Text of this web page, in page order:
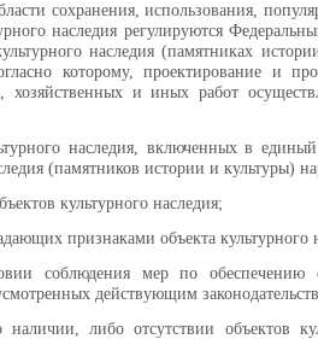
сохранения, использования,
наследия регулируются
наследия (памятниках
которому, проектирование и
хозяйственных и иных работ
наследия, включенных в единый
(памятников истории и культуры)
культурного наследия;
признаками объекта культурного
соблюдения мер по обеспечению
действующим
либо отсутствии объектов